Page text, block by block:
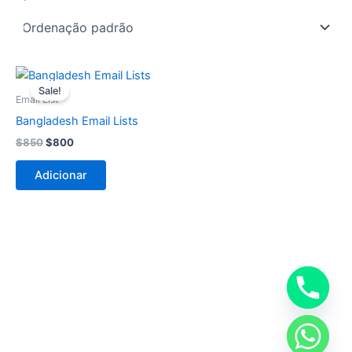
Sale!
Email List
Bangladesh Email Lists
$850
O
preço
original
$850.
$800
O
$800.
Adicionar